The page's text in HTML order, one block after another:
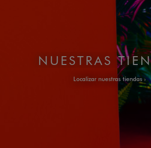
NUESTRAS
Localizar nuestras tiendas